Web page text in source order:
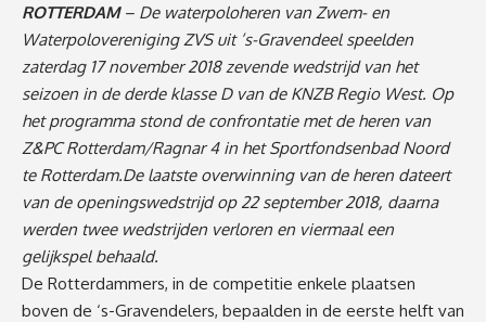
ROTTERDAM – De waterpoloheren van Zwem- en
Waterpolovereniging ZVS uit ’s-Gravendeel speelden
zaterdag 17 november 2018 zevende wedstrijd van het
seizoen in de derde klasse D van de KNZB Regio West. Op
het programma stond de confrontatie met de heren van
Z&PC Rotterdam/Ragnar 4 in het Sportfondsenbad Noord
te Rotterdam.De laatste overwinning van de heren dateert
van de openingswedstrijd op 22 september 2018, daarna
werden twee wedstrijden verloren en viermaal een
gelijkspel behaald.
De Rotterdammers, in de competitie enkele plaatsen
boven de ‘s-Gravendelers, bepaalden in de eerste helft van